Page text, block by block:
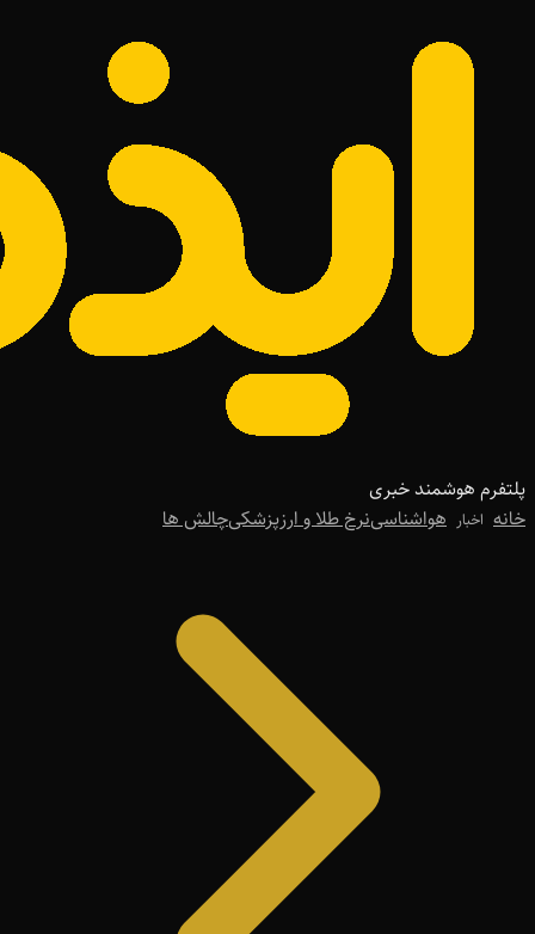
پلتفرم هوشمند خبری
خانه اخبار هواشناسینرخ طلا و ارزپزشکیچالش ها